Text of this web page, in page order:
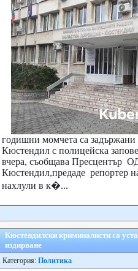
годишни момчета са задържани
Кюстендил с полицейска
вчера, съобщава Пресцентър
Кюстендил,предаде репортер
нахлули в к�...
Кюстендилски криминалисти са
издирване
Категория: Политика